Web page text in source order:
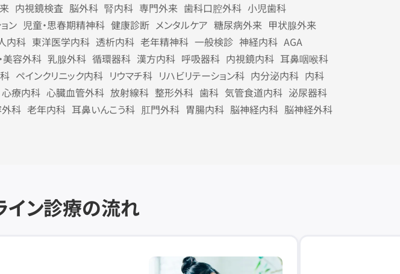
内視鏡検査 脳外科 腎内科 専門外来 歯科口腔外科 小児歯科
ン 児童・思春期精神科 健康診断 メンタルケア 糖尿病外来 甲状腺外来
内科 東洋医学内科 透析内科 老年精神科 一般検診 神経内科 AGA
美容外科 乳腺外科 循環器科 漢方内科 呼吸器科 内視鏡内科 耳鼻咽喉科
ペインクリニック内科 リウマチ科 リハビリテーション科 内分泌内科 内科
心療内科 心臓血管外科 放射線科 整形外科 歯科 気管食道内科 泌尿器科
科 老年内科 耳鼻いんこう科 肛門外科 胃腸内科 脳神経内科 脳神経外科
イン診療の流れ